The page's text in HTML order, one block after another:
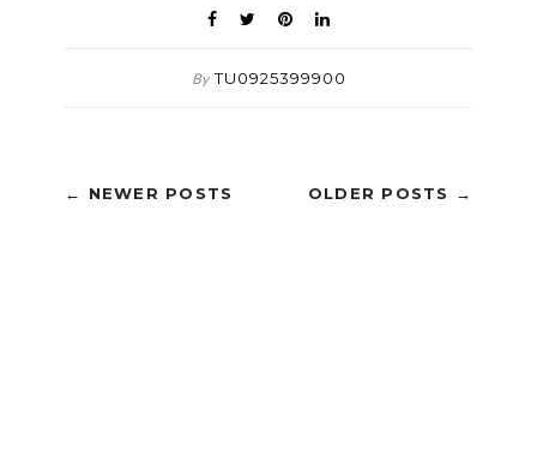
By TU0925399900
OLDER POSTS →
← NEWER POSTS